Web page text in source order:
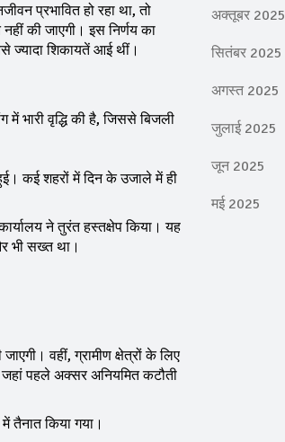
प्रभावित हो रहा था, तो
की जाएगी। इस निर्णय का
ज्यादा शिकायतें आई थीं।
भारी वृद्धि की है, जिससे बिजली
कई शहरों में दिन के उजाले में ही
ने तुरंत हस्तक्षेप किया। यह
भी सख्त था।
वहीं, ग्रामीण क्षेत्रों के लिए
जहां पहले अक्सर अनियमित कटौती
तैनात किया गया।
अक्तूबर 2025
सितंबर 2025
अगस्त 2025
जुलाई 2025
जून 2025
मई 2025